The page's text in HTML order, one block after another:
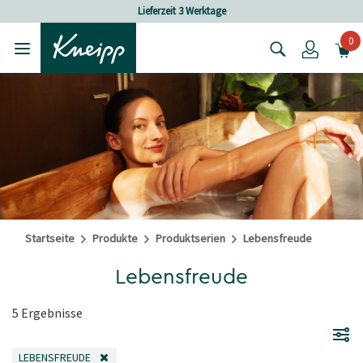
Lieferzeit 3 Werktage
Login0
Startseite Produkte Produktserien Lebensfreude
Lebensfreude
5 Ergebnisse
LEBENSFREUDE